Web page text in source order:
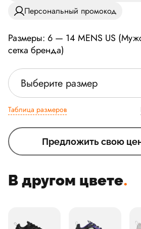
Персональный промокод
Размеры: 6 — 14 MENS US
сетка бренда)
Выберите размер
Таблица размеров
Предложить свою
В другом цвете.